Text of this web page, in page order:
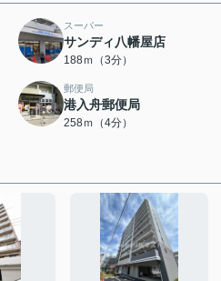
スーパー
サンディ八幡屋店
188ｍ（3分）
郵便局
港入舟郵便局
258ｍ（4分）